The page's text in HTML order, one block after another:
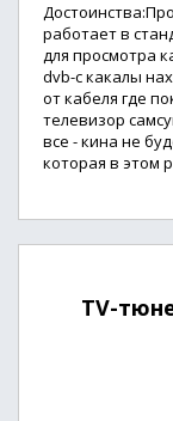
работает в
для просмотра
dvb-c какалы
от кабеля где
телевизор
все - кина не
которая в этом
TV-